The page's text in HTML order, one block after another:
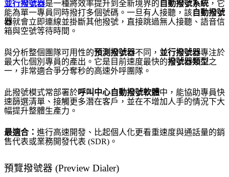
並行撥號器是一種將效率提升到全新境界的 自動撥號系統 ，它
能為單一專員同時撥打多個號碼。一旦有人接聽，該自動撥號
器就會立即連線並掛斷其他撥號，直接跳過無人接聽、語音信
箱與空號等待時間。
與分析整個團隊可用性的預測撥號器不同， 並行撥號器專注於
最大化個別專員的產出。它是目前速度最快的撥號器類型之
一，非常適合爭分奪秒的高速外呼團隊。
此撥號模式常部署於呼叫中心自動撥號軟體中，能協助專員快
速篩選清單、接觸更多潛在客戶，並在不增加人手的情況下大
幅提升整體生產力。
最適合： 進行高速開發、比起個人化更看重速度與通話量的銷
售代表或業務開發代表 (SDR)。
預覽撥號器 (Preview Dialer)